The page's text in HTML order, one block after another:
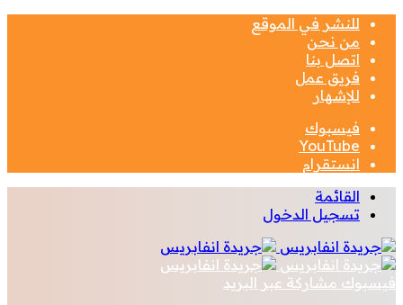
للنشر في الموقع
من نحن
اتصل بنا
فريق عمل
للإشهار
فيسبوك
‫YouTube
انستقرام
القائمة
تسجيل الدخول
فيسبوك مشاركة عبر البريد